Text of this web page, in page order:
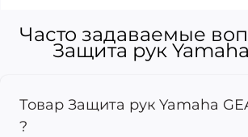
Часто задаваемые
Защита рук
Товар Защита рук Yamaha
?